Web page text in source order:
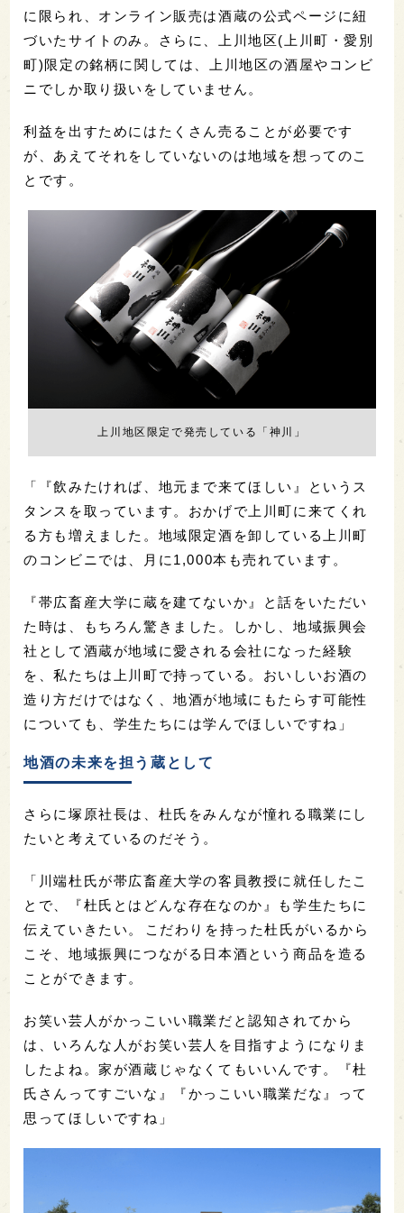
に限られ、オンライン販売は酒蔵の公式ページに紐
づいたサイトのみ。さらに、上川地区(上川町・愛別
町)限定の銘柄に関しては、上川地区の酒屋やコンビ
ニでしか取り扱いをしていません。
利益を出すためにはたくさん売ることが必要です
が、あえてそれをしていないのは地域を想ってのこ
とです。
上川地区限定で発売している「神川」
「『飲みたければ、地元まで来てほしい』というス
タンスを取っています。おかげで上川町に来てくれ
る方も増えました。地域限定酒を卸している上川町
のコンビニでは、月に1,000本も売れています。
『帯広畜産大学に蔵を建てないか』と話をいただい
た時は、もちろん驚きました。しかし、地域振興会
社として酒蔵が地域に愛される会社になった経験
を、私たちは上川町で持っている。おいしいお酒の
造り方だけではなく、地酒が地域にもたらす可能性
についても、学生たちには学んでほしいですね」
地酒の未来を担う蔵として
さらに塚原社長は、杜氏をみんなが憧れる職業にし
たいと考えているのだそう。
「川端杜氏が帯広畜産大学の客員教授に就任したこ
とで、『杜氏とはどんな存在なのか』も学生たちに
伝えていきたい。こだわりを持った杜氏がいるから
こそ、地域振興につながる日本酒という商品を造る
ことができます。
お笑い芸人がかっこいい職業だと認知されてから
は、いろんな人がお笑い芸人を目指すようになりま
したよね。家が酒蔵じゃなくてもいいんです。『杜
氏さんってすごいな』『かっこいい職業だな』って
思ってほしいですね」